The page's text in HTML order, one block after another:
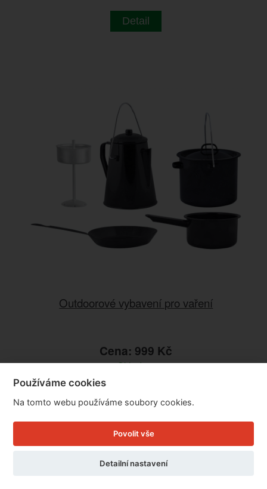
Detail
Outdoorové vybavení pro vaření
Cena: 999 Kč
Skladem
Doručíme do: 10.8.
Detail
Používáme cookies
Na tomto webu používáme soubory cookies.
Povolit vše
Detailní nastavení